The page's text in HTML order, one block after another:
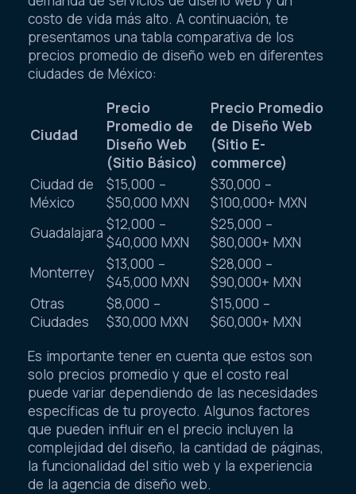
costo de vida más alto. A continuación, te
presentamos una tabla comparativa de los
precios promedio de diseño web en diferentes
ciudades de México:
Ciudad
Precio
Promedio de
Diseño Web
(Sitio Básico)
Precio Promedio
de Diseño Web
(Sitio E-
commerce)
Ciudad de
México
$15,000 –
$50,000 MXN
$30,000 –
$100,000+ MXN
Guadalajara $12,000 –
$40,000 MXN
$25,000 –
$80,000+ MXN
Monterrey
$13,000 –
$45,000 MXN
$28,000 –
$90,000+ MXN
Otras
Ciudades
$8,000 –
$30,000 MXN
$15,000 –
$60,000+ MXN
Es importante tener en cuenta que estos son
solo precios promedio y que el costo real
puede variar dependiendo de las necesidades
específicas de tu proyecto. Algunos factores
que pueden influir en el precio incluyen la
complejidad del diseño, la cantidad de páginas,
la funcionalidad del sitio web y la experiencia
de la agencia de diseño web.